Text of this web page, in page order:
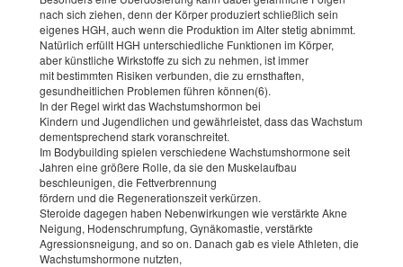
nach sich ziehen, denn der Körper produziert schließlich sein
eigenes HGH, auch wenn die Produktion im Alter stetig abnimmt.
Natürlich erfüllt HGH unterschiedliche Funktionen im Körper,
aber künstliche Wirkstoffe zu sich zu nehmen, ist immer
mit bestimmten Risiken verbunden, die zu ernsthaften,
gesundheitlichen Problemen führen können(6).
In der Regel wirkt das Wachstumshormon bei
Kindern und Jugendlichen und gewährleistet, dass das Wachstum
dementsprechend stark voranschreitet.
Im Bodybuilding spielen verschiedene Wachstumshormone seit
Jahren eine größere Rolle, da sie den Muskelaufbau
beschleunigen, die Fettverbrennung
fördern und die Regenerationszeit verkürzen.
Steroide dagegen haben Nebenwirkungen wie verstärkte Akne
Neigung, Hodenschrumpfung, Gynäkomastie, verstärkte
Agressionsneigung, and so on. Danach gab es viele Athleten, die
Wachstumshormone nutzten,